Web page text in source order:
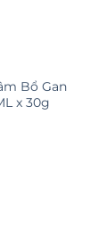
Bổ Gan
x 30g